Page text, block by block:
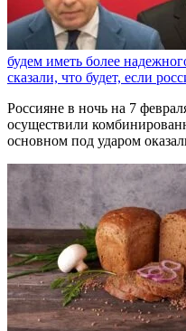
будем иметь более
сказали, что будет, если
Россияне в ночь на 7
осуществили
основном под ударом